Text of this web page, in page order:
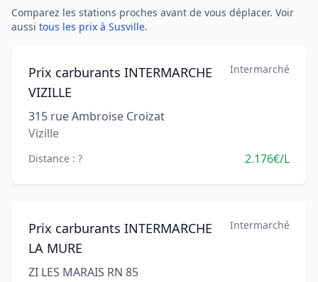
Comparez les stations proches avant de vous déplacer. Voir
aussi tous les prix à Susville.
Prix carburants INTERMARCHE
VIZILLE
Intermarché
315 rue Ambroise Croizat
Vizille
Distance : ? 2.176€/L
Prix carburants INTERMARCHE
LA MURE
Intermarché
ZI LES MARAIS RN 85